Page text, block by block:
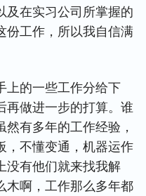
及在实习公司所掌握的
份工作，所以我自信满
上的一些工作分给下
再做进一步的打算。谁
有多年的工作经验，
，不懂变通，机器运作
没有他们就来找我解
木啊，工作那么多年都